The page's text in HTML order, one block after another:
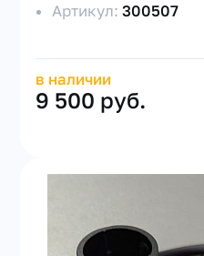
Артикул:300507
в наличии
9 500 руб.